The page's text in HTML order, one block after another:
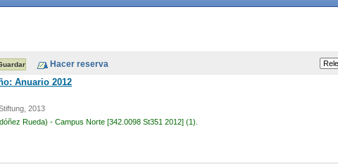
Anuario 2012
2013
Rueda) - Campus Norte [342.0098 St351 2012] (1).